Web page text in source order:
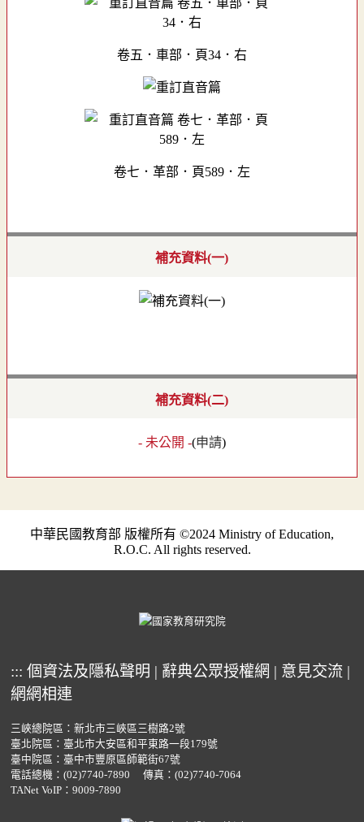
卷五．車部．頁34．右
卷七．革部．頁589．左
補充資料(一)
補充資料(二)
- 未公開 -(申請)
中華民國教育部 版權所有 ©2024 Ministry of Education,
R.O.C. All rights reserved.
::: 個資法及隱私聲明 | 辭典公眾授權網 | 意見交流 |
網網相連
三峽總院區：新北市三峽區三樹路2號
臺北院區：臺北市大安區和平東路一段179號
臺中院區：臺中市豐原區師範街67號
電話總機： (02)7740-7890
傳真：(02)7740-7064
TANet VoIP：9009-7890